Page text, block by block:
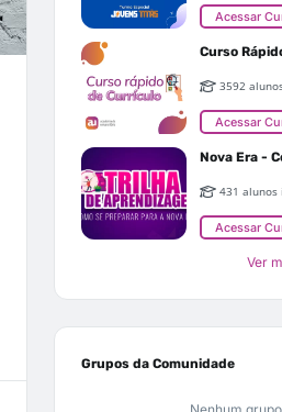
Acessar
Curso
3592
Acessar
431 alunos
Acessar
Ver
Grupos da Comunidade